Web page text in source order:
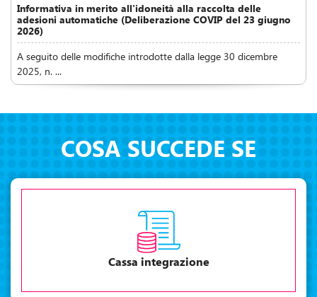
Informativa in merito all'idoneità alla raccolta delle
adesioni automatiche (Deliberazione COVIP del 23 giugno
2026)
A seguito delle modifiche introdotte dalla legge 30 dicembre
2025, n. ...
COSA SUCCEDE SE
Cassa integrazione